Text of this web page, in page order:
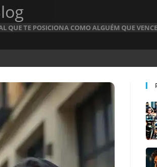
QUE TE POSICIONA COMO ALGUÉM QUE